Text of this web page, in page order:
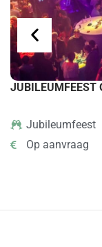
JUBILEUMFEEST
Jubileumfeest
Op aanvraag